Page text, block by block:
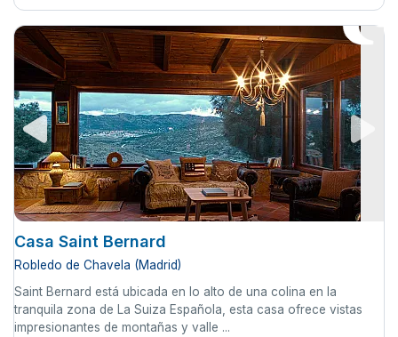
Casa Saint Bernard
Robledo de Chavela (Madrid)
Saint Bernard está ubicada en lo alto de una colina en la
tranquila zona de La Suiza Española, esta casa ofrece vistas
impresionantes de montañas y valle ...